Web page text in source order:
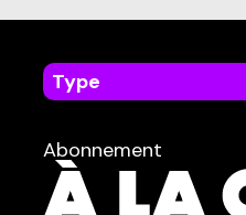
Type
Abonnement